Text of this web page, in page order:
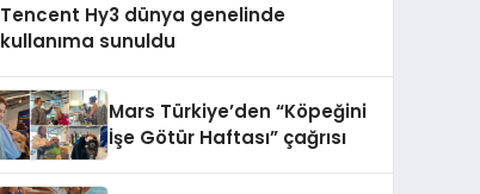
Tencent Hy3 dünya genelinde
kullanıma sunuldu
Mars Türkiye’den “Köpeğini
İşe Götür Haftası” çağrısı